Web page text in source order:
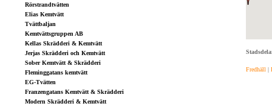
Rörstrandtvätten
Elias Kemtvätt
Tvättbaljan
Kemtvättsgruppen AB
Kellas Skrädderi & Kemtvätt
Jerjas Skrädderi och Kemtvätt
Sober Kemtvätt & Skrädderi
Fleminggatans kemtvätt
EG-Tvätten
Franzengatans Kemtvätt & Skrädderi
Modern Skrädderi & Kemtvätt
Fredhäll |